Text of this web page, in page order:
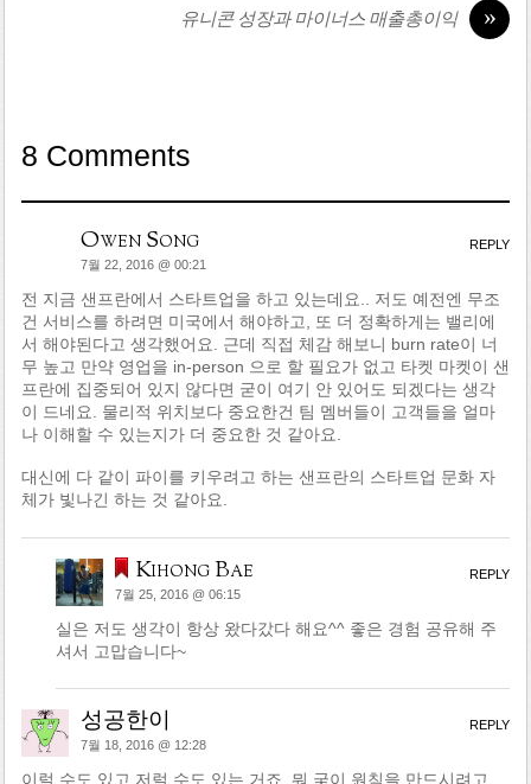
»
유니콘 성장과 마이너스 매출총이익
8 Comments
Owen Song
7월 22, 2016 @ 00:21
전 지금 샌프란에서 스타트업을 하고 있는데요.. 저도 예전엔 무조
건 서비스를 하려면 미국에서 해야하고, 또 더 정확하게는 밸리에
서 해야된다고 생각했어요. 근데 직접 체감 해보니 burn rate이 너
무 높고 만약 영업을 in-person 으로 할 필요가 없고 타켓 마켓이 샌
프란에 집중되어 있지 않다면 굳이 여기 안 있어도 되겠다는 생각
이 드네요. 물리적 위치보다 중요한건 팀 멤버들이 고객들을 얼마
나 이해할 수 있는지가 더 중요한 것 같아요.
대신에 다 같이 파이를 키우려고 하는 샌프란의 스타트업 문화 자
체가 빛나긴 하는 것 같아요.
REPLY
Kihong Bae
7월 25, 2016 @ 06:15
실은 저도 생각이 항상 왔다갔다 해요^^ 좋은 경험 공유해 주
셔서 고맙습니다~
REPLY
성공한이
7월 18, 2016 @ 12:28
이럴 수도 있고 저럴 수도 있는 거죠. 뭐 궂이 원칙을 만드시려고.
REPLY